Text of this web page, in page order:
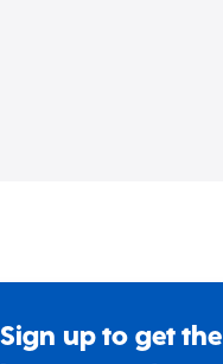
Sign up to get the